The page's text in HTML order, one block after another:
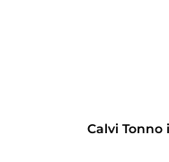
Calvi Tonno